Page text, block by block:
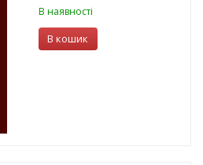
В наявності
В кошик